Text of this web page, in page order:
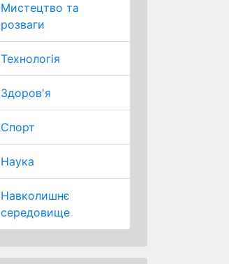
Мистецтво та
розваги
Технологія
Здоров'я
Спорт
Наука
Навколишнє
середовище